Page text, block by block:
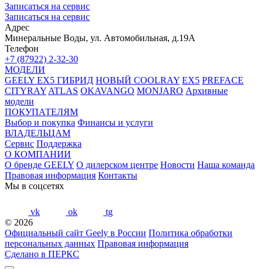
Записаться на сервис
Записаться на сервис
Адрес
Минеральные Воды, ул. Автомобильная, д.19А
Телефон
+7 (87922) 2-32-30
МОДЕЛИ
GEELY EX5 ГИБРИД НОВЫЙ COOLRAY EX5 PREFACE
CITYRAY ATLAS OKAVANGO MONJARO Архивные
модели
ПОКУПАТЕЛЯМ
Выбор и покупка Финансы и услуги
ВЛАДЕЛЬЦАМ
Сервис Поддержка
О КОМПАНИИ
О бренде GEELY О дилерском центре Новости Наша команда
Правовая информация Контакты
Мы в соцсетях
vk ok
tg
© 2026
Официальный сайт Geely в России Политика обработки
персональных данных Правовая информация
Сделано в ПЕРКС